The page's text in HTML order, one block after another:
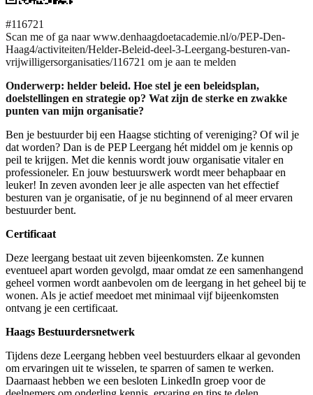
#116721
Scan me of ga naar www.denhaagdoetacademie.nl/o/PEP-Den-
Haag4/activiteiten/Helder-Beleid-deel-3-Leergang-besturen-van-
vrijwilligersorganisaties/116721 om je aan te melden
Onderwerp: helder beleid. Hoe stel je een beleidsplan,
doelstellingen en strategie op? Wat zijn de sterke en zwakke
punten van mijn organisatie?
Ben je bestuurder bij een Haagse stichting of vereniging? Of wil je
dat worden? Dan is de PEP Leergang hét middel om je kennis op
peil te krijgen. Met die kennis wordt jouw organisatie vitaler en
professioneler. En jouw bestuurswerk wordt meer behapbaar en
leuker! In zeven avonden leer je alle aspecten van het effectief
besturen van je organisatie, of je nu beginnend of al meer ervaren
bestuurder bent.
Certificaat
Deze leergang bestaat uit zeven bijeenkomsten. Ze kunnen
eventueel apart worden gevolgd, maar omdat ze een samenhangend
geheel vormen wordt aanbevolen om de leergang in het geheel bij te
wonen. Als je actief meedoet met minimaal vijf bijeenkomsten
ontvang je een certificaat.
Haags Bestuurdersnetwerk
Tijdens deze Leergang hebben veel bestuurders elkaar al gevonden
om ervaringen uit te wisselen, te sparren of samen te werken.
Daarnaast hebben we een besloten LinkedIn groep voor de